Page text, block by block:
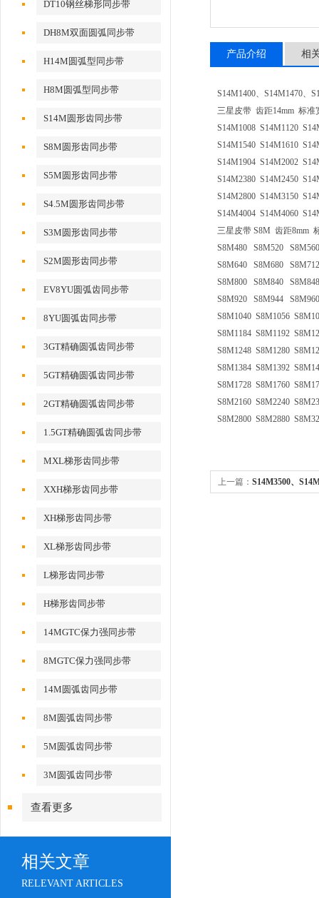
DT10钢丝梯形同步带
DH8M双面圆弧同步带
H14M圆弧型同步带
H8M圆弧型同步带
S14M圆形齿同步带
S8M圆形齿同步带
S5M圆形齿同步带
S4.5M圆形齿同步带
S3M圆形齿同步带
S2M圆形齿同步带
EV8YU圆弧齿同步带
8YU圆弧齿同步带
3GT精确圆弧齿同步带
5GT精确圆弧齿同步带
2GT精确圆弧齿同步带
1.5GT精确圆弧齿同步带
MXL梯形齿同步带
XXH梯形齿同步带
XH梯形齿同步带
XL梯形齿同步带
L梯形齿同步带
H梯形齿同步带
14MGTC保力强同步带
8MGTC保力强同步带
14M圆弧齿同步带
8M圆弧齿同步带
5M圆弧齿同步带
3M圆弧齿同步带
查看更多
相关文章
RELEVANT ARTICLES
产品介绍 相
S14M1400、S14M1470、
三星皮带 齿距14mm 标准
S14M1008 S14M1120
S14M1540 S14M1610
S14M1904 S14M2002
S14M2380 S14M2450
S14M2800 S14M3150
S14M4004 S14M4060
三星皮带 S8M 齿距8mm
S8M480 S8M520
S8M640 S8M680
S8M800 S8M840
S8M920 S8M944
S8M1040 S8M1056
S8M1184 S8M1192
S8M1248 S8M1280
S8M1384 S8M1392
S8M1728 S8M1760
S8M2160 S8M2240
S8M2800 S8M2880
上一篇： S14M3500、